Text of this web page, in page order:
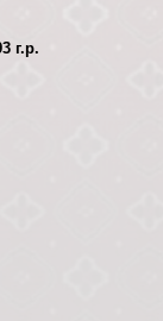
г.р.